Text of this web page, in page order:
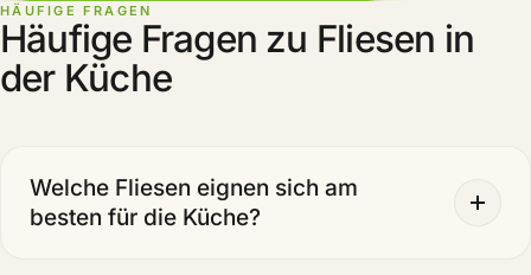
HÄUFIGE FRAGEN
Häufige Fragen zu Fliesen in
der Küche
Welche Fliesen eignen sich am
besten für die Küche?